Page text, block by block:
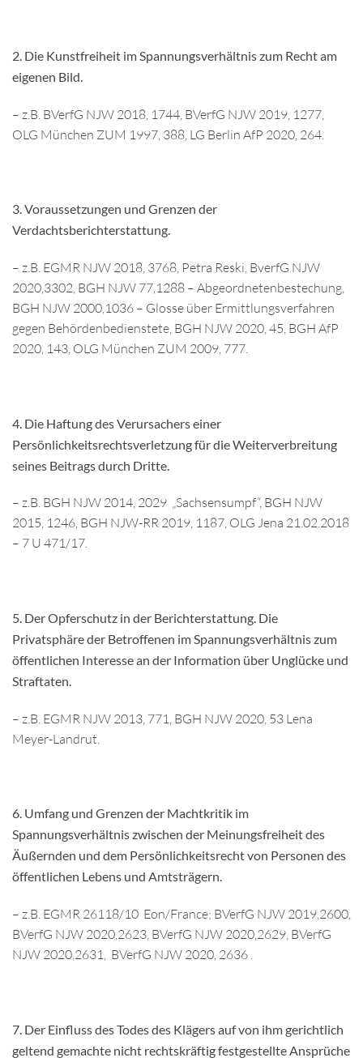
2. Die Kunstfreiheit im Spannungsverhältnis zum Recht am
eigenen Bild.
– z.B. BVerfG NJW 2018, 1744, BVerfG NJW 2019, 1277,
OLG München ZUM 1997, 388, LG Berlin AfP 2020, 264.
3.Voraussetzungen und Grenzen der
Verdachtsberichterstattung.
– z.B. EGMR NJW 2018, 3768, Petra Reski, BverfG NJW
2020,3302, BGH NJW 77,1288 – Abgeordnetenbestechung,
BGH NJW 2000,1036 – Glosse über Ermittlungsverfahren
gegen Behördenbedienstete, BGH NJW 2020, 45, BGH AfP
2020, 143, OLG München ZUM 2009, 777.
4. Die Haftung des Verursachers einer
Persönlichkeitsrechtsverletzung für die Weiterverbreitung
seines Beitrags durch Dritte.
– z.B. BGH NJW 2014, 2029 „Sachsensumpf“, BGH NJW
2015, 1246, BGH NJW-RR 2019, 1187, OLG Jena 21.02.2018
– 7 U 471/17.
5. Der Opferschutz in der Berichterstattung. Die
Privatsphäre der Betroffenen im Spannungsverhältnis zum
öffentlichen Interesse an der Information über Unglücke und
Straftaten.
– z.B. EGMR NJW 2013, 771, BGH NJW 2020, 53 Lena
Meyer-Landrut.
6. Umfang und Grenzen der Machtkritik im
Spannungsverhältnis zwischen der Meinungsfreiheit des
Äußernden und dem Persönlichkeitsrecht von Personen des
öffentlichen Lebens und Amtsträgern.
– z.B. EGMR 26118/10 Eon/France; BVerfG NJW 2019,2600,
BVerfG NJW 2020,2623, BVerfG NJW 2020,2629, BVerfG
NJW 2020,2631, BVerfG NJW 2020, 2636 .
7. Der Einfluss des Todes des Klägers auf von ihm gerichtlich
geltend gemachte nicht rechtskräftig festgestellte Ansprüche